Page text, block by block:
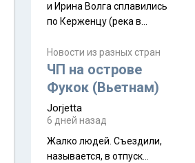
и Ирина Волга сплавились
по Керженцу (река в
села Керженец до стоящего
на берегу Волги
Макарьевского монастыря,
это маршрут на 200 км
[видео]
Новости из разных стран
ЧП на острове
Фукок (Вьетнам)
Jorjetta
6 дней назад
Жалко людей. Съездили,
называется, в отпуск...